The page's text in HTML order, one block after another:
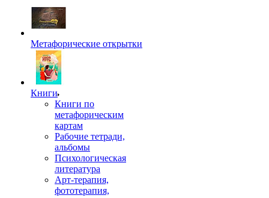
Метафорические открытки
Книги
Книги по
метафорическим
картам
Рабочие тетради,
альбомы
Психологическая
литература
Арт-терапия,
фототерапия,